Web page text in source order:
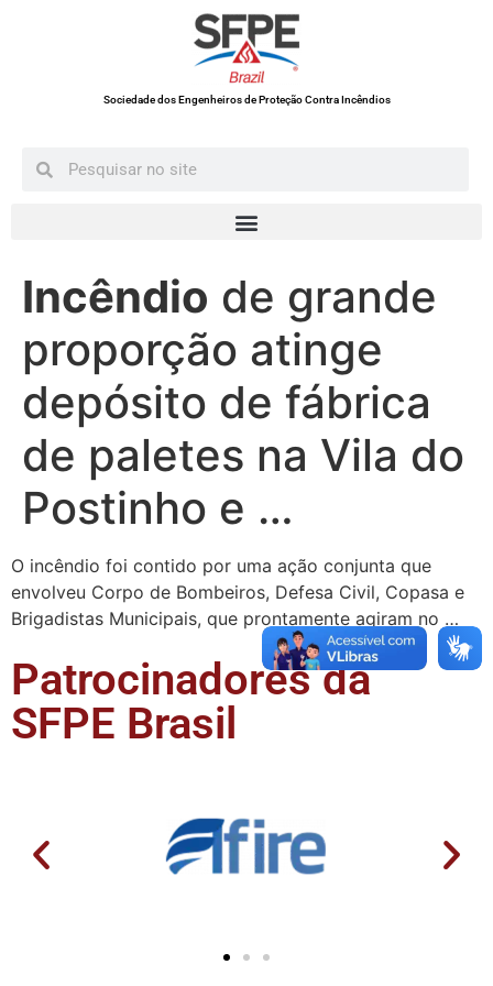
Sociedade dos Engenheiros de Proteção Contra Incêndios
Incêndio de grande
proporção atinge
depósito de fábrica
de paletes na Vila do
Postinho e …
O incêndio foi contido por uma ação conjunta que
envolveu Corpo de Bombeiros, Defesa Civil, Copasa e
Brigadistas Municipais, que prontamente agiram no …
Patrocinadores da
SFPE Brasil